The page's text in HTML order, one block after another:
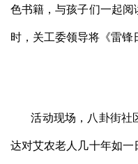
色书籍，与孩子们一起
时，关工委领导将《雷锋
活动现场，八卦街社
达对艾农老人几十年如